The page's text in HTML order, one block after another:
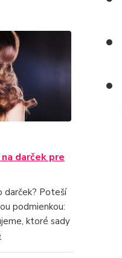
darček pre
darček? Poteší
podmienkou:
ktoré sady